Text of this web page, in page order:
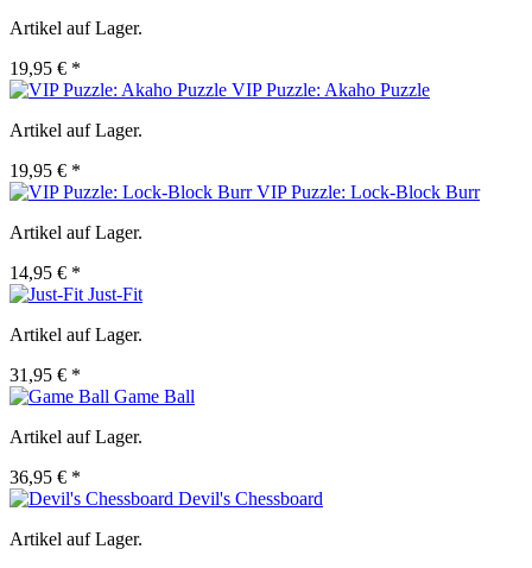
Artikel auf Lager.
19,95 € *
VIP Puzzle: Akaho Puzzle
Artikel auf Lager.
19,95 € *
VIP Puzzle: Lock-Block Burr
Artikel auf Lager.
14,95 € *
Just-Fit
Artikel auf Lager.
31,95 € *
Game Ball
Artikel auf Lager.
36,95 € *
Devil's Chessboard
Artikel auf Lager.